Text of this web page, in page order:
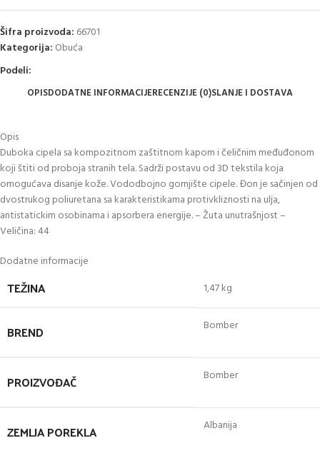
Šifra proizvoda: 66701
Kategorija: Obuća
Podeli:
OPISDODATNE INFORMACIJERECENZIJE (0)SLANJE I DOSTAVA
Opis
Duboka cipela sa kompozitnom zaštitnom kapom i čeličnim međuđonom
koji štiti od proboja stranih tela. Sadrži postavu od 3D tekstila koja
omogućava disanje kože. Vododbojno gornjište cipele. Đon je sačinjen od
dvostrukog poliuretana sa karakteristikama protivkliznosti na ulja,
antistatickim osobinama i apsorbera energije. – Žuta unutrašnjost –
Veličina: 44
Dodatne informacije
TEŽINA 1,47 kg
BREND Bomber
PROIZVOĐAČ Bomber
ZEMLJA POREKLA Albanija